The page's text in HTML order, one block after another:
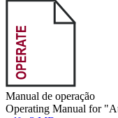
Manual de operação
Operating Manual for